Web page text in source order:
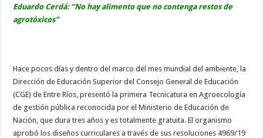
Eduardo Cerdá: “No hay alimento que no contenga restos de
agrotóxicos”
Hace pocos días y dentro del marco del mes mundial del ambiente, la
Dirección de Educación Superior del Consejo General de Educación
(CGE) de Entre Ríos, presentó la primera Tecnicatura en Agroecología
de gestión pública reconocida por el Ministerio de Educación de
Nación, que dura tres años y es totalmente gratuita. El organismo
aprobó los diseños curriculares a través de sus resoluciones 4969/19